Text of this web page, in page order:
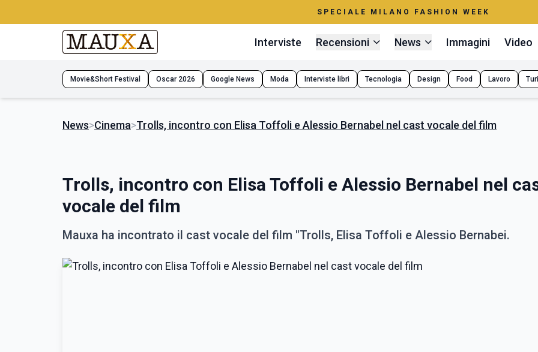
SPECIALE MILANO FASHION WEEK
Interviste Recensioni News Immagini Video
Movie&Short Festival Oscar 2026 Google News Moda Interviste libri Tecnologia Design Food Lavoro
News>Cinema>Trolls, incontro con Elisa Toffoli e Alessio Bernabel nel cast vocale del film
Trolls, incontro con Elisa Toffoli e Alessio Bernabel nel
vocale del film
Mauxa ha incontrato il cast vocale del film "Trolls, Elisa Toffoli e Alessio Bernabei.